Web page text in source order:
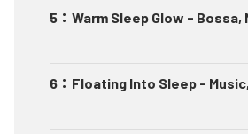
5 ： Warm Sleep Glow - Bossa,
6 ： Floating Into Sleep -